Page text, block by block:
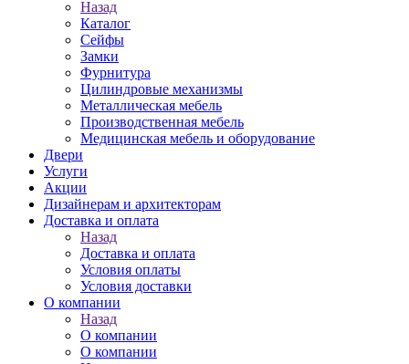
Назад
Каталог
Сейфы
Замки
Фурнитура
Цилиндровые механизмы
Металлическая мебель
Производственная мебель
Медицинская мебель и оборудование
Двери
Услуги
Акции
Дизайнерам и архитекторам
Доставка и оплата
Назад
Доставка и оплата
Условия оплаты
Условия доставки
О компании
Назад
О компании
О компании